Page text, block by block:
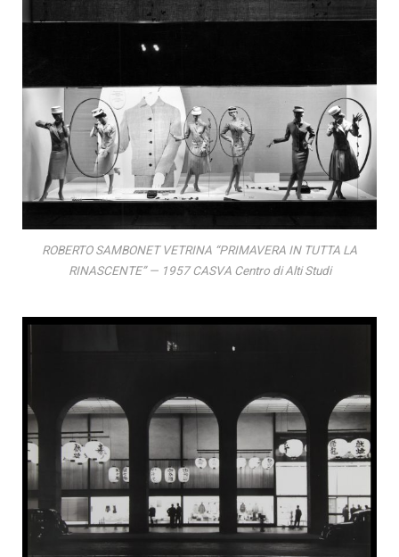
ROBERTO SAMBONET VETRINA “PRIMAVERA IN TUTTA LA
RINASCENTE” — 1957 CASVA Centro di Alti Studi